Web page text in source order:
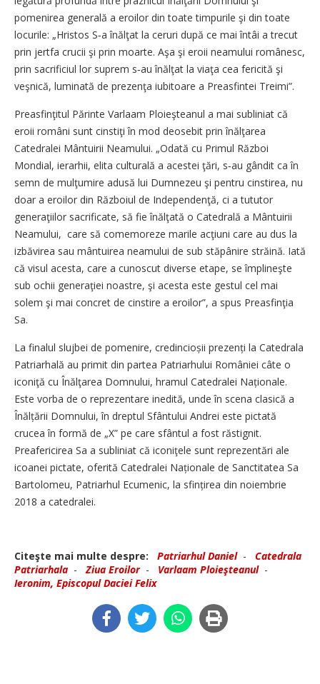
pomenirea generală a eroilor din toate timpurile şi din toate
locurile: „Hristos S‑a înălţat la ceruri după ce mai întâi a trecut
prin jertfa crucii şi prin moarte. Aşa şi eroii neamului românesc,
prin sacrificiul lor suprem s‑au înălţat la viaţa cea fericită şi
veşnică, luminată de prezenţa iubitoare a Preasfintei Treimi”.
Preasfinţitul Părinte Varlaam Ploieşteanul a mai subliniat că
eroii români sunt cinstiţi în mod deosebit prin înălţarea
Catedralei Mântuirii Neamului. „Odată cu Primul Război
Mondial, ierarhii, elita culturală a acestei ţări, s‑au gândit ca în
semn de mulţumire adusă lui Dumnezeu şi pentru cinstirea, nu
doar a eroilor din Războiul de Independenţă, ci a tututor
generaţiilor sacrificate, să fie înălţată o Catedrală a Mântuirii
Neamului, care să comemoreze marile acţiuni care au dus la
izbăvirea sau mântuirea neamului de sub stăpânire străină. Iată
că visul acesta, care a cunoscut diverse etape, se împlineşte
sub ochii generaţiei noastre, şi acesta este gestul cel mai
solem şi mai concret de cinstire a eroilor”, a spus Preasfinţia
Sa.
La finalul slujbei de pomenire, credincioșii prezenți la Catedrala
Patriarhală au primit din partea Patriarhului României câte o
iconiţă cu Înălţarea Domnului, hramul Catedralei Naționale.
Este vorba de o reprezentare inedită, unde în scena clasică a
Înălțării Domnului, în dreptul Sfântului Andrei este pictată
crucea în formă de „X” pe care sfântul a fost răstignit.
Preafericirea Sa a subliniat că iconiţele sunt reprezentări ale
icoanei pictate, oferită Catedralei Naționale de Sanctitatea Sa
Bartolomeu, Patriarhul Ecumenic, la sfințirea din noiembrie
2018 a catedralei.
Citeşte mai multe despre: Patriarhul Daniel- Catedrala
Patriarhala -Ziua Eroilor- Varlaam Ploieşteanul-
Ieronim, Episcopul Daciei Felix